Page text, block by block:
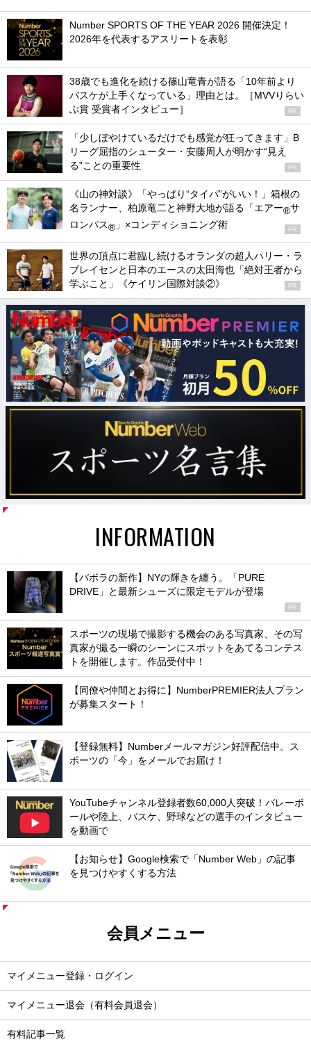
Number SPORTS OF THE YEAR 2026 開催決定！
2026年を代表するアスリートを表彰
38歳でも進化を続ける篠山竜青が語る「10年前より
バスケが上手くなっている」理由とは。［MVVりらい
ぶ賞 受賞者インタビュー］
PR
「少しぼやけているだけでも感覚が狂ってきます」B
リーグ屈指のシューター・安藤周人が明かす“見え
る”ことの重要性
PR
《山の神対談》「やっぱり“タイパ”がいい！」箱根の
名ランナー、柏原竜二と神野大地が語る「エアー®サ
ロンパス® 」×コンディショニング術 PR
世界の頂点に君臨し続けるオランダの超人ハリー・ラ
ブレイセンと日本のエースの太田海也「絶対王者から
学ぶこと」《ケイリン国際対談②》
PR
INFORMATION
【バボラの新作】NYの輝きを纏う。「PURE
DRIVE」と最新シューズに限定モデルが登場
PR
スポーツの現場で撮影する機会のある写真家、その写
真家が撮る一瞬のシーンにスポットをあてるコンテス
トを開催します。作品受付中！
【同僚や仲間とお得に】NumberPREMIER法人プラン
が募集スタート！
【登録無料】Numberメールマガジン好評配信中。ス
ポーツの「今」をメールでお届け！
YouTubeチャンネル登録者数60,000人突破！バレーボ
ールや陸上、バスケ、野球などの選手のインタビュー
を動画で
【お知らせ】Google検索で「Number Web」の記事
を見つけやすくする方法
会員メニュー
マイメニュー登録・ログイン
マイメニュー退会（有料会員退会）
有料記事一覧